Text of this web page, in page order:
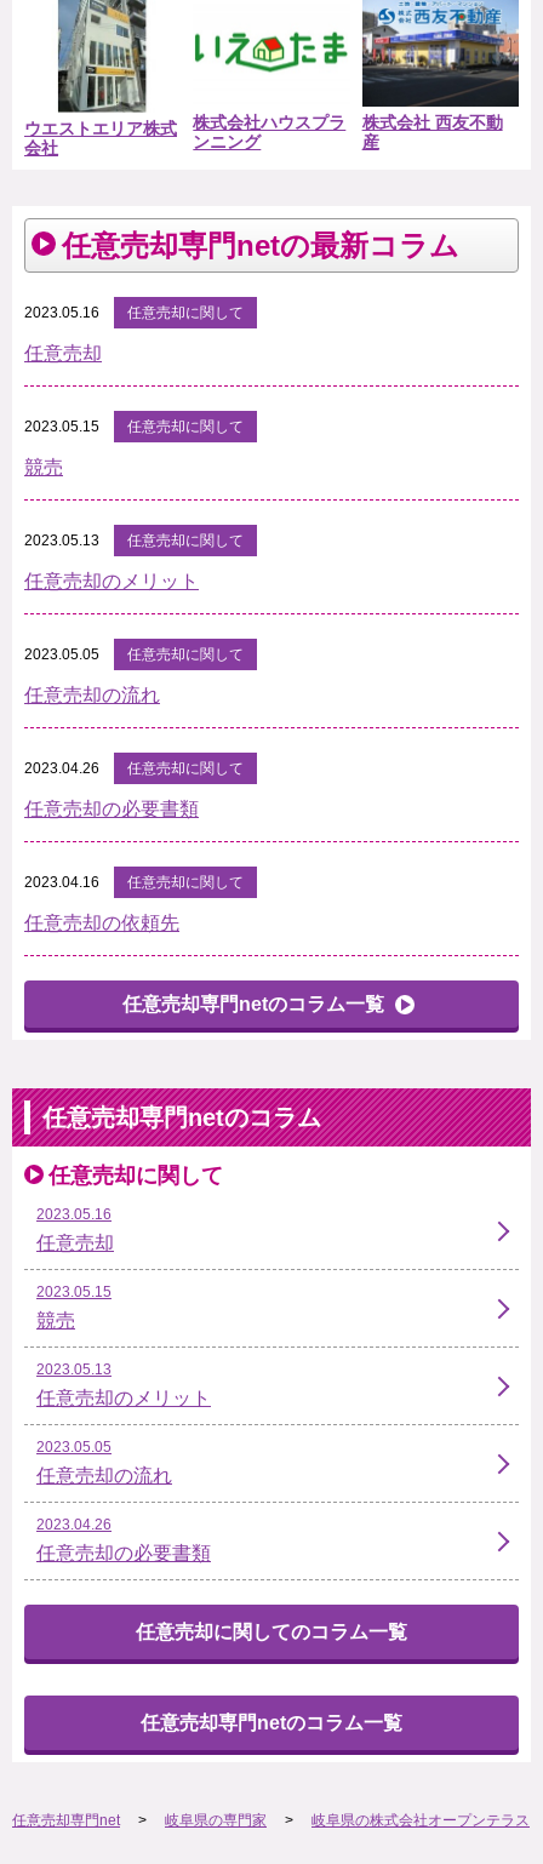
ウエストエリア株式
会社
株式会社ハウスプラ
ンニング
株式会社 西友不動
産
任意売却専門netの最新コラム
2023.05.16 任意売却に関して
任意売却
2023.05.15 任意売却に関して
競売
2023.05.13 任意売却に関して
任意売却のメリット
2023.05.05 任意売却に関して
任意売却の流れ
2023.04.26 任意売却に関して
任意売却の必要書類
2023.04.16 任意売却に関して
任意売却の依頼先
任意売却専門netのコラム一覧
任意売却専門netのコラム
任意売却に関して
2023.05.16
任意売却
2023.05.15
競売
2023.05.13
任意売却のメリット
2023.05.05
任意売却の流れ
2023.04.26
任意売却の必要書類
任意売却に関してのコラム一覧
任意売却専門netのコラム一覧
任意売却専門net 岐阜県の専門家 岐阜県の株式会社オープンテラス